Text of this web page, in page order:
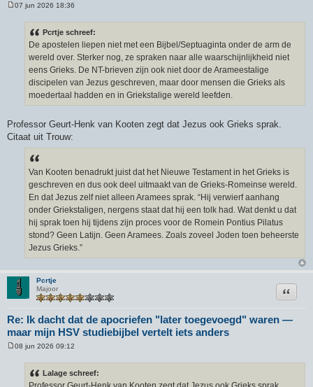
07 jun 2026 18:36
Pcrtje schreef:
De apostelen liepen niet met een Bijbel/Septuaginta onder de arm de
wereld over. Sterker nog, ze spraken naar alle waarschijnlijkheid niet
eens Grieks. De NT-brieven zijn ook niet door de Arameestalige
discipelen van Jezus geschreven, maar door mensen die Grieks als
moedertaal hadden en in Griekstalige wereld leefden.
Professor Geurt-Henk van Kooten zegt dat Jezus ook Grieks sprak.
Citaat uit Trouw:
Van Kooten benadrukt juist dat het Nieuwe Testament in het Grieks is
geschreven en dus ook deel uitmaakt van de Grieks-Romeinse wereld.
En dat Jezus zelf niet alleen Aramees sprak. “Hij verwierf aanhang
onder Griekstaligen, nergens staat dat hij een tolk had. Wat denkt u dat
hij sprak toen hij tijdens zijn proces voor de Romein Pontius Pilatus
stond? Geen Latijn. Geen Aramees. Zoals zoveel Joden toen beheerste
Jezus Grieks.”
Pcrtje
Majoor
Re: Ik dacht dat de apocriefen "later toegevoegd" waren —
maar mijn HSV studiebijbel vertelt iets anders
Citeer
08 jun 2026 09:12
Lalage schreef: